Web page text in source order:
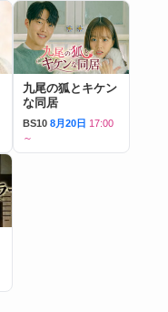
九尾の狐とキケン
な同居
BS10 8月20日 17:00
～